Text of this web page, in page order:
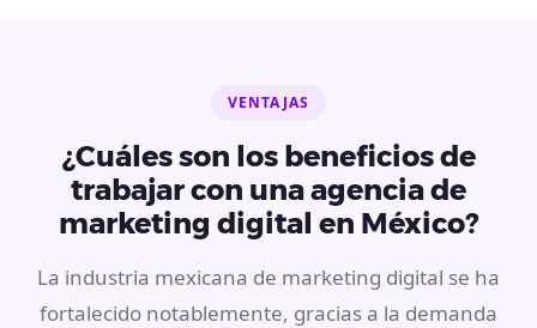
VENTAJAS
¿Cuáles son los beneficios de
trabajar con una agencia de
marketing digital en México?
La industria mexicana de marketing digital se ha
fortalecido notablemente, gracias a la demanda